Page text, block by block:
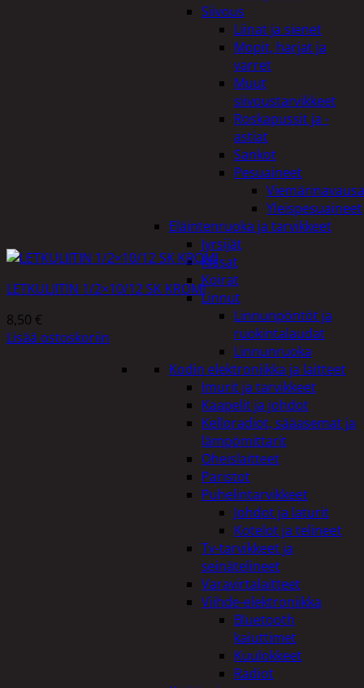
Siivous
Liinat ja sienet
Mopit, harjat ja
varret
Muut
siivoustarvikkeet
Roskapussit ja -
astiat
Sankot
Pesuaineet
Yleispesuaineet
Eläintenruoka ja tarvikkeet
Jyrsijät
Kissat
Koirat
Linnut
Linnunpöntöt ja
ruokintalaudat
Linnunruoka
Kodin elektroniikka ja laitteet
Imurit ja tarvikkeet
Kaapelit ja johdot
Kelloradiot, sääasemat ja
lämpömittarit
Oheislaitteet
Paristot
Puhelintarvikkeet
Johdot ja laturit
Kotelot ja telineet
Tv-tarvikkeet ja
seinätelineet
Varavirtalaitteet
Viihde-elektroniikka
Bluetooth
kaiuttimet
Kuulokkeet
Radiot
LETKULIITIN 1/2×10/12 SK KROMI
8,50 €
Lisää ostoskoriin